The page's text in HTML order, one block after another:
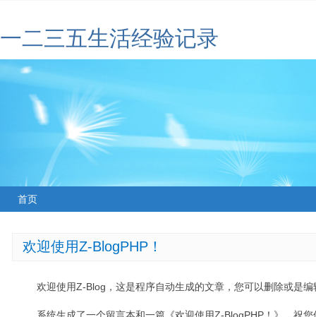
一二三五生活经验记录
首页
欢迎使用Z-BlogPHP！
欢迎使用Z-Blog，这是程序自动生成的文章，您可以删除或是编